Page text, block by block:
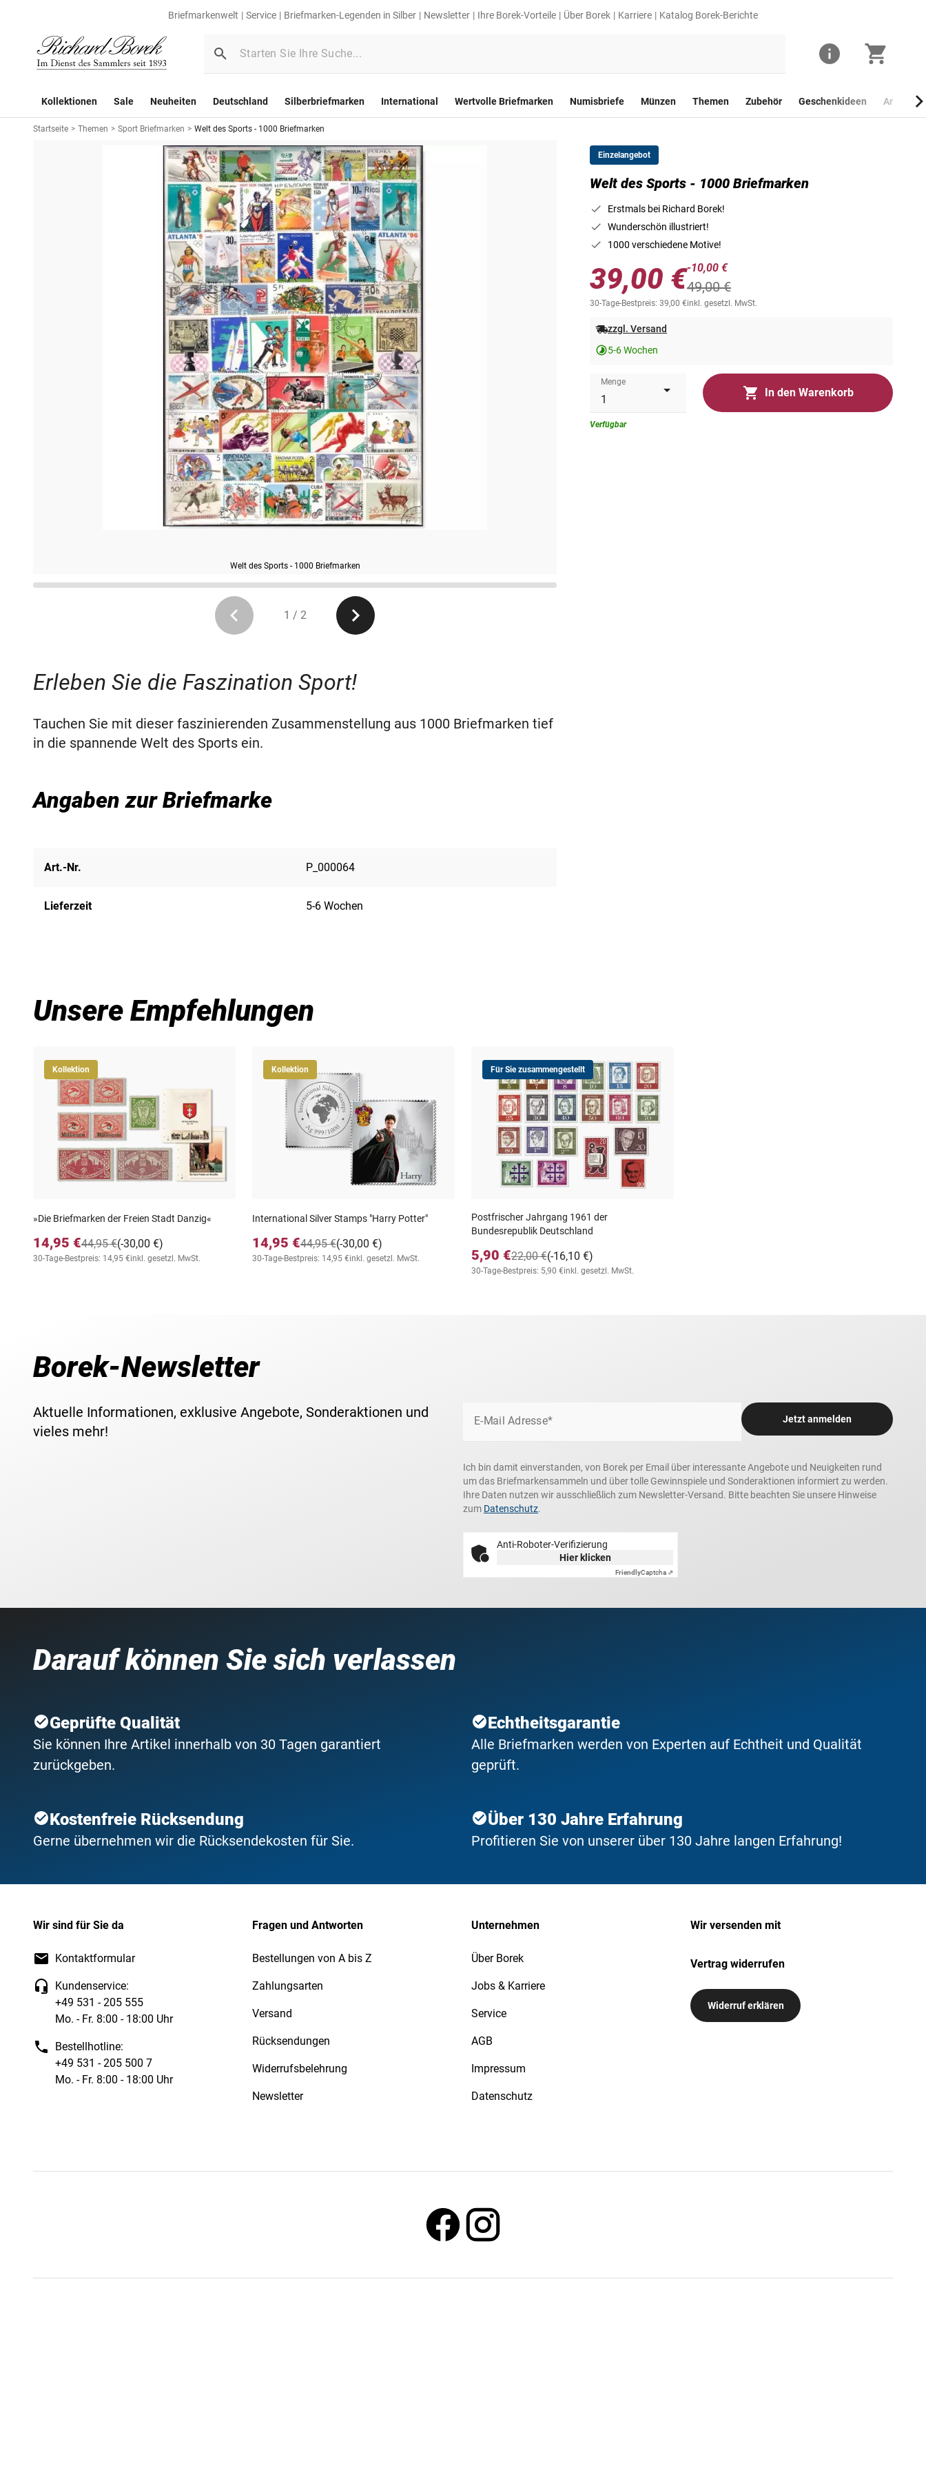
Briefmarkenwelt Service Briefmarken-Legenden in Silber Newsletter Ihre Borek-Vorteile Über Borek Karriere Katalog Borek-Berichte
Kollektionen Sale Neuheiten Deutschland Silberbriefmarken International Wertvolle Briefmarken Numisbriefe Münzen Themen Zubehör Geschenkideen
Startseite > Themen > Sport Briefmarken > Welt des Sports - 1000 Briefmarken
Welt des Sports - 1000 Briefmarken
1 / 2
Einzelangebot
Welt des Sports - 1000 Briefmarken
Erstmals bei Richard Borek!
Wunderschön illustriert!
1000 verschiedene Motive!
39,00 €-10,00 €
49,00 €
30-Tage-Bestpreis: 39,00 €inkl. gesetzl. MwSt.
zzgl. Versand
5-6 Wochen
Menge
In den Warenkorb
Verfügbar
Erleben Sie die Faszination Sport!
Tauchen Sie mit dieser faszinierenden Zusammenstellung aus 1000 Briefmarken tief
in die spannende Welt des Sports ein.
Angaben zur Briefmarke
Art.-Nr. P_000064
Lieferzeit 5-6 Wochen
Unsere Empfehlungen
Kollektion
»Die Briefmarken der Freien Stadt Danzig«
14,95 € (-30,00 €)
44,95 €
30-Tage-Bestpreis: 14,95 €inkl. gesetzl. MwSt.
Kollektion
International Silver Stamps "Harry Potter"
14,95 € (-30,00 €)
44,95 €
30-Tage-Bestpreis: 14,95 €inkl. gesetzl. MwSt.
Für Sie zusammengestellt
Postfrischer Jahrgang 1961 der
Bundesrepublik Deutschland
5,90 € (-16,10 €)
22,00 €
30-Tage-Bestpreis: 5,90 €inkl. gesetzl. MwSt.
Borek-Newsletter
Aktuelle Informationen, exklusive Angebote, Sonderaktionen und
vieles mehr!
E-Mail Adresse* Jetzt anmelden
Ich bin damit einverstanden, von Borek per Email über interessante Angebote und Neuigkeiten rund
um das Briefmarkensammeln und über tolle Gewinnspiele und Sonderaktionen informiert zu werden.
Ihre Daten nutzen wir ausschließlich zum Newsletter-Versand. Bitte beachten Sie unsere Hinweise
zum Datenschutz.
Anti-Roboter-Verifizierung
Hier klicken
FriendlyCaptcha ⇗
Darauf können Sie sich verlassen
Geprüfte Qualität
Sie können Ihre Artikel innerhalb von 30 Tagen garantiert
zurückgeben.
Echtheitsgarantie
Alle Briefmarken werden von Experten auf Echtheit und Qualität
geprüft.
Kostenfreie Rücksendung
Gerne übernehmen wir die Rücksendekosten für Sie.
Über 130 Jahre Erfahrung
Profitieren Sie von unserer über 130 Jahre langen Erfahrung!
Wir sind für Sie da
Kontaktformular
Kundenservice:
+49 531 - 205 555
Mo. - Fr. 8:00 - 18:00 Uhr
Bestellhotline:
+49 531 - 205 500 7
Mo. - Fr. 8:00 - 18:00 Uhr
Fragen und Antworten
Bestellungen von A bis Z
Zahlungsarten
Versand
Rücksendungen
Widerrufsbelehrung
Newsletter
Unternehmen
Über Borek
Jobs & Karriere
Service
AGB
Impressum
Datenschutz
Wir versenden mit
Vertrag widerrufen
Widerruf erklären